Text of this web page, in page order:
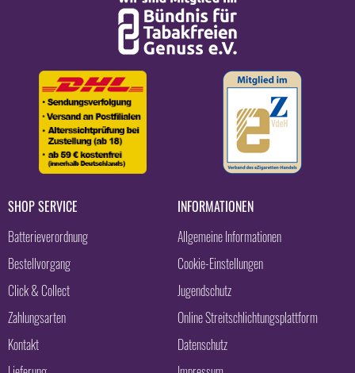
SHOP SERVICE
Batterieverordnung
Bestellvorgang
Click & Collect
Zahlungsarten
Kontakt
INFORMATIONEN
Allgemeine Informationen
Cookie-Einstellungen
Jugendschutz
Online Streitschlichtungsplattform
Datenschutz